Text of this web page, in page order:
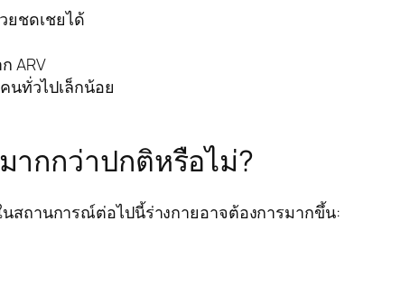
ยชดเชยได้
ARV
นทั่วไปเล็กน้อย
ากกว่าปกติหรือไม่?
สถานการณ์ต่อไปนี้ร่างกายอาจต้องการมากขึ้น: